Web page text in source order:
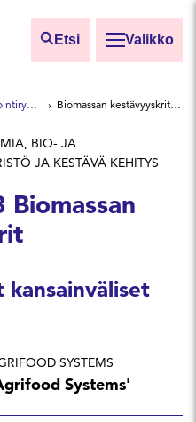
Etsi Valikko
Standardointiryhmät Biomassan kestävyyskriteerit
BIO- JA
JA KESTÄVÄ KEHITYS
Biomassan
kansainväliset
SYSTEMS
Systems'